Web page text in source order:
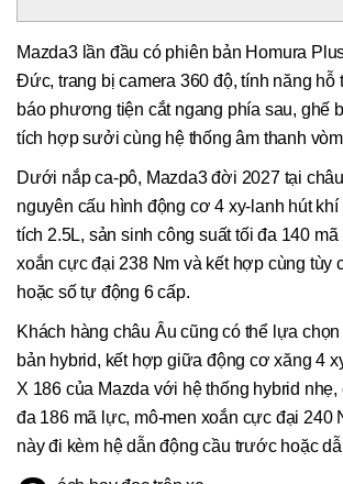
Mazda3 lần đầu có phiên bản Homura
Đức, trang bị camera 360 độ, tính năng hỗ
báo phương tiện cắt ngang phía sau, ghế
tích hợp sưởi cùng hệ thống âm thanh
Dưới nắp ca-pô, Mazda3 đời 2027 tại
nguyên cấu hình động cơ 4 xy-lanh hút
tích 2.5L, sản sinh công suất tối đa 140
xoắn cực đại 238 Nm và kết hợp cùng tùy
hoặc số tự động 6 cấp.
Khách hàng châu Âu cũng có thể lựa
bản hybrid, kết hợp giữa động cơ xăng 4
X 186 của Mazda với hệ thống hybrid nhẹ,
đa 186 mã lực, mô-men xoắn cực đại 240
này đi kèm hệ dẫn động cầu trước hoặc